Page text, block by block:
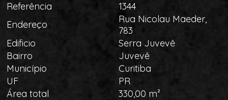
Referência
1344
Endereço
Rua Nicolau Maeder,
783
Edificio
Serra Juvevê
Bairro
Juvevê
Município
Curitiba
UF
PR
Área total
330,00 m²